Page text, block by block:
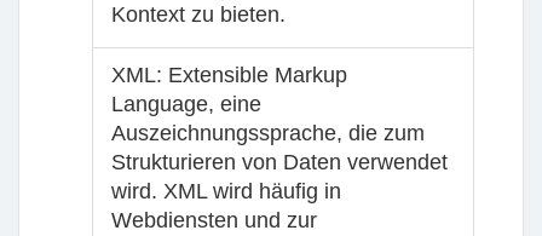
Kontext zu bieten.
XML: Extensible Markup
Language, eine
Auszeichnungssprache, die zum
Strukturieren von Daten verwendet
wird. XML wird häufig in
Webdiensten und zur